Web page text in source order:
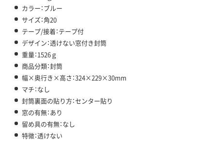
カラー：ブルー
サイズ：角20
テープ/接着：テープ付
デザイン：透けない窓付き封筒
重量：1526ｇ
商品分類：封筒
幅×奥行き×高さ：324×229×30mm
マチ：なし
封筒裏面の貼り方：センター貼り
窓の有無：あり
留め具の有無：なし
特徴：透けない